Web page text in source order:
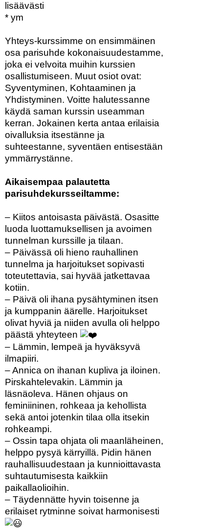
lisäävästi
* ym
Yhteys-kurssimme on ensimmäinen
osa parisuhde kokonaisuudestamme,
joka ei velvoita muihin kurssien
osallistumiseen. Muut osiot ovat:
Syventyminen, Kohtaaminen ja
Yhdistyminen. Voitte halutessanne
käydä saman kurssin useamman
kerran. Jokainen kerta antaa erilaisia
oivalluksia itsestänne ja
suhteestanne, syventäen entisestään
ymmärrystänne.
Aikaisempaa palautetta
parisuhdekursseiltamme:
– Kiitos antoisasta päivästä. Osasitte
luoda luottamuksellisen ja avoimen
tunnelman kurssille ja tilaan.
– Päivässä oli hieno rauhallinen
tunnelma ja harjoitukset sopivasti
toteutettavia, sai hyvää jatkettavaa
kotiin.
– Päivä oli ihana pysähtyminen itsen
ja kumppanin äärelle. Harjoitukset
olivat hyviä ja niiden avulla oli helppo
päästä yhteyteen
– Lämmin, lempeä ja hyväksyvä
ilmapiiri.
– Annica on ihanan kupliva ja iloinen.
Pirskahtelevakin. Lämmin ja
läsnäoleva. Hänen ohjaus on
feminiininen, rohkeaa ja kehollista
sekä antoi jotenkin tilaa olla itsekin
rohkeampi.
– Ossin tapa ohjata oli maanläheinen,
helppo pysyä kärryillä. Pidin hänen
rauhallisuudestaan ja kunnioittavasta
suhtautumisesta kaikkiin
paikallaolioihin.
– Täydennätte hyvin toisenne ja
erilaiset rytminne soivat harmonisesti